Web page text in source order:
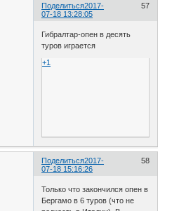
Поделиться 57
2017-
07-18 13:28:05
Гибралтар-опен в десять
туров играется
+1
Поделиться 58
2017-
07-18 15:16:26
Только что закончился опен в
Бергамо в 6 туров (что не